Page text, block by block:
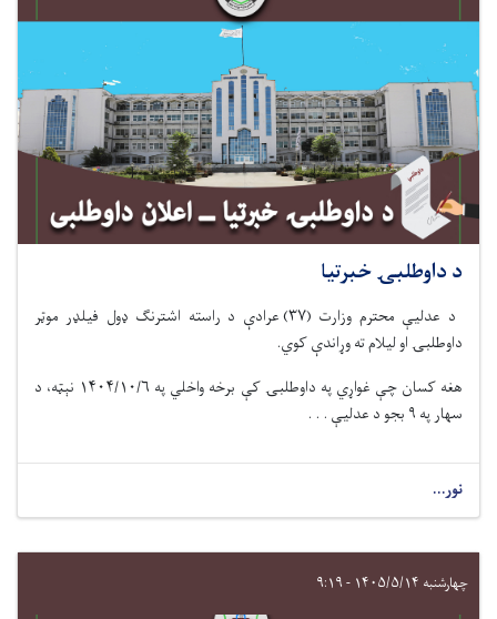
د داوطلبۍ خبرتیا
د عدلیې محترم وزارت (۳۷) عرادې د راسته اشترنګ ډول فیلډر موټر
داوطلبۍ او لیلام ته وړاندې کوي.
هغه کسان چې غواړي په داوطلبۍ کې برخه واخلي په ۱۴۰۴/۱۰/۶ نېټه، د
سهار په ۹ بجو د عدلیې . . .
نور...
چهارشنبه ۱۴۰۵/۵/۱۴ - ۹:۱۹